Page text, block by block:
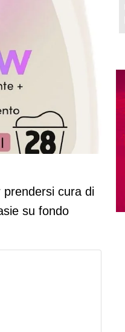
anti-
prendersi cura di
su fondo